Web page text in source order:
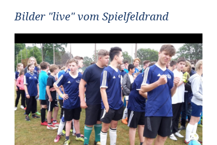
Bilder "live" vom Spielfeldrand